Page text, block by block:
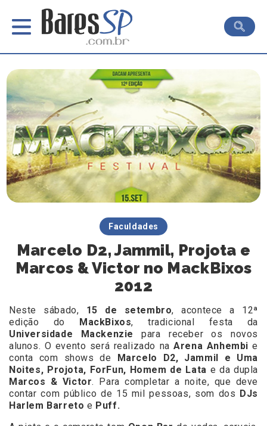
Faculdades
Marcelo D2, Jammil, Projota e
Marcos & Victor no MackBixos
2012
Neste sábado, 15 de setembro, acontece a 12ª
edição do
MackBixos, tradicional festa da
Universidade Mackenzie
para receber os novos
alunos. O evento será realizado naArena Anhembi e
conta com shows de
Marcelo D2, Jammil e Uma
Noites, Projota, ForFun, Homem de Lata e da dupla
Marcos & Victor. Para completar a noite, que deve
contar com público de 15 mil pessoas, som dos DJs
Harlem Barreto e Puff.